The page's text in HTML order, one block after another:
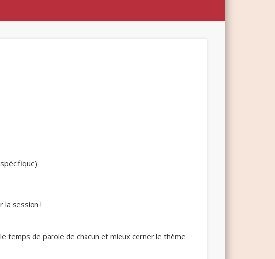
la session !
temps de parole de chacun et mieux cerner le thème